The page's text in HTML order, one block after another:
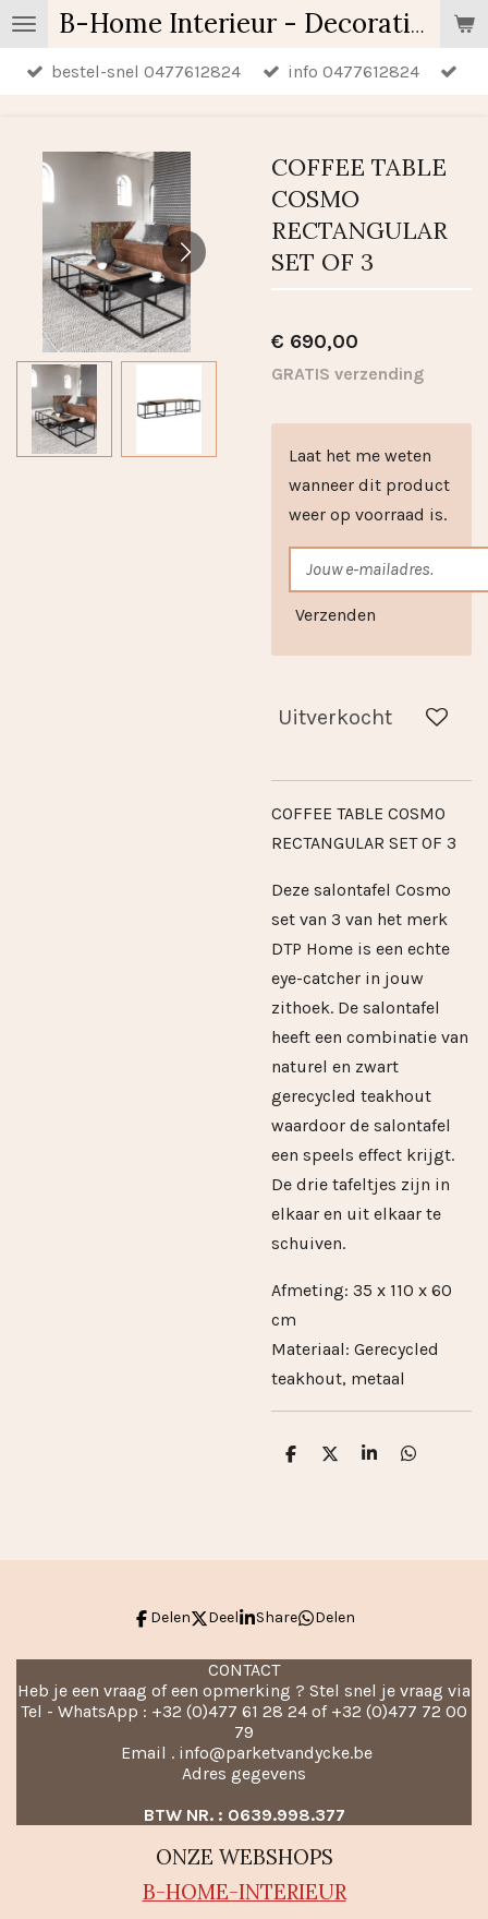
Ga
direct
naar
B-Home Interieur - Decoratie & Geschenken - Geurartikelen
bestel-snel 0477612824 info 0477612824
COFFEE TABLE
COSMO
RECTANGULAR
SET OF 3
€ 690,00
GRATIS verzending
Laat het me weten
wanneer dit product
weer op voorraad is.
Verzenden
Uitverkocht
COFFEE TABLE COSMO
RECTANGULAR SET OF 3
Deze salontafel Cosmo
set van 3 van het merk
DTP Home is een echte
eye-catcher in jouw
zithoek. De salontafel
heeft een combinatie van
naturel en zwart
gerecycled teakhout
waardoor de salontafel
een speels effect krijgt.
De drie tafeltjes zijn in
elkaar en uit elkaar te
schuiven.
Afmeting: 35 x 110 x 60
cm
Materiaal: Gerecycled
teakhout, metaal
D
D
S
D
Delen Deel Share Delen
CONTACT
Heb je een vraag of een opmerking ? Stel snel je vraag via
Tel - WhatsApp : +32 (0)477 61 28 24 of +32 (0)477 72 00
79
Email . info@parketvandycke.be
Adres gegevens
BTW NR. : 0639.998.377
ONZE WEBSHOPS
B-HOME-INTERIEUR